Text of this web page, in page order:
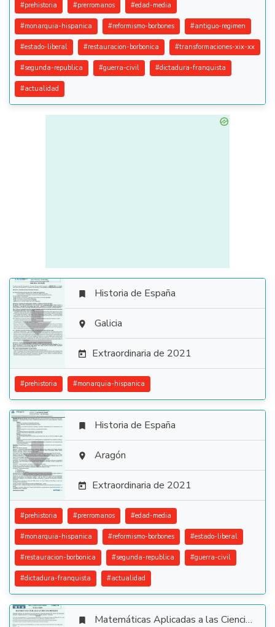
#prehistoria #prerromanos #edad-media
#monarquia-hispanica #reformismo-borbones #antiguo-regimen
#estado-liberal #restauracion-borbonica #transformaciones-xix-xx
#segunda-republica #guerra-civil #dictadura-franquista
#actualidad

 Historia de España
 Galicia
 Extraordinaria de 2021
#prehistoria #monarquia-hispanica

 Historia de España
 Aragón
 Extraordinaria de 2021
#prehistoria #prerromanos #edad-media
#monarquia-hispanica #reformismo-borbones #estado-liberal
#restauracion-borbonica #segunda-republica #guerra-civil
#dictadura-franquista #actualidad
 Matemáticas Aplicadas a las Ciencias Sociales